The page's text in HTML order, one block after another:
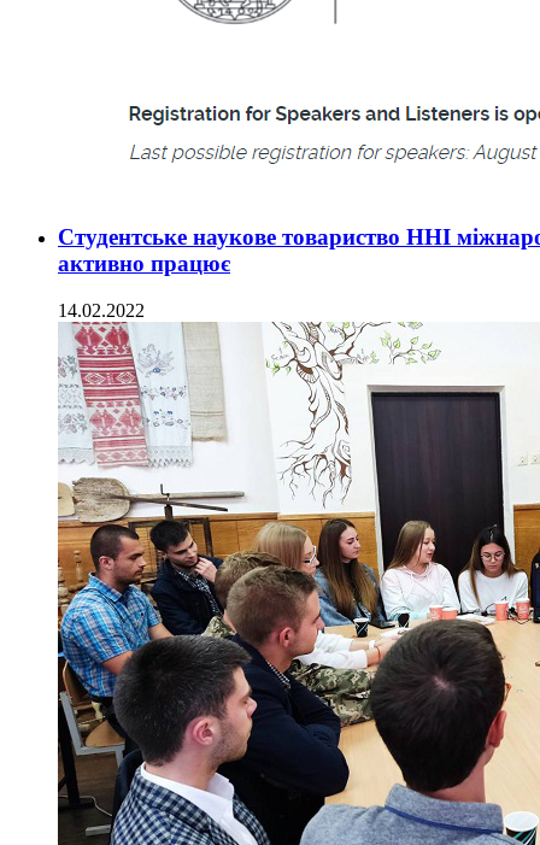
Студентське наукове товариство ННІ
активно працює
14.02.2022